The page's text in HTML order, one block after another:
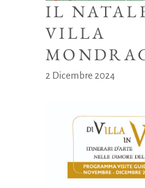
IL
VILLA
2 Dicembre 2024